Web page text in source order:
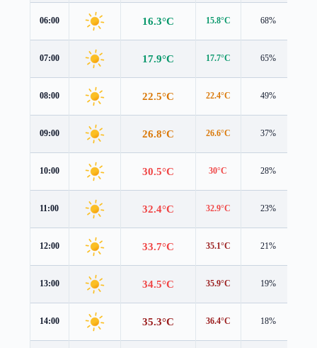
06:00 16.3°C 15.8°C 68%
07:00 17.9°C 17.7°C 65%
08:00 22.5°C 22.4°C 49%
09:00 26.8°C 26.6°C 37%
10:00 30.5°C 30°C 28%
11:00 32.4°C 32.9°C 23%
12:00 33.7°C 35.1°C 21%
13:00 34.5°C 35.9°C 19%
14:00 35.3°C 36.4°C 18%